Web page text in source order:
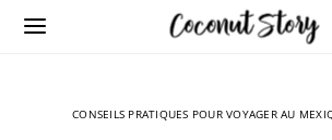
CONSEILS PRATIQUES POUR VOYAGER AU